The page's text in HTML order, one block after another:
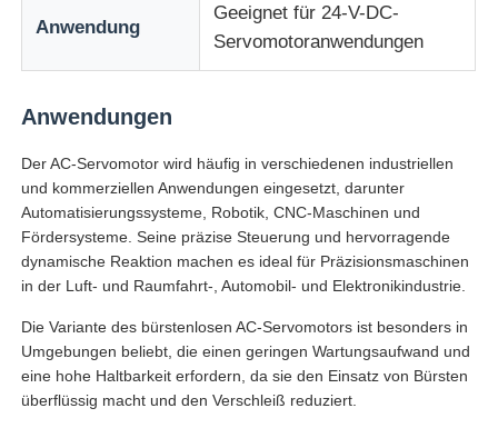
Roboter-Gelenkmotor
Gangreduzierer
AC-SERVOMOTOR
Anwendung
Geeignet für 24-V-DC-
Servomotoranwendungen
Anwendungen
Der AC-Servomotor wird häufig in verschiedenen industriellen
und kommerziellen Anwendungen eingesetzt, darunter
Automatisierungssysteme, Robotik, CNC-Maschinen und
Fördersysteme. Seine präzise Steuerung und hervorragende
dynamische Reaktion machen es ideal für Präzisionsmaschinen
in der Luft- und Raumfahrt-, Automobil- und Elektronikindustrie.
Die Variante des bürstenlosen AC-Servomotors ist besonders in
Umgebungen beliebt, die einen geringen Wartungsaufwand und
eine hohe Haltbarkeit erfordern, da sie den Einsatz von Bürsten
überflüssig macht und den Verschleiß reduziert.